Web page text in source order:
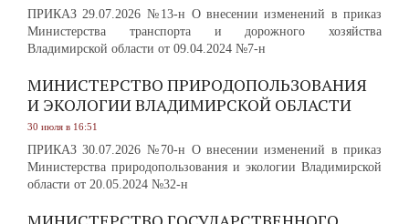
ПРИКАЗ 29.07.2026 №13-н О внесении изменений в приказ
Министерства транспорта и дорожного хозяйства
Владимирской области от 09.04.2024 №7-н
МИНИСТЕРСТВО ПРИРОДОПОЛЬЗОВАНИЯ
И ЭКОЛОГИИ ВЛАДИМИРСКОЙ ОБЛАСТИ
30 июля в 16:51
ПРИКАЗ 30.07.2026 №70-н О внесении изменений в приказ
Министерства природопользования и экологии Владимирской
области от 20.05.2024 №32-н